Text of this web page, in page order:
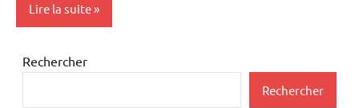
Lire la suite
Inclassables
Rechercher
Rechercher